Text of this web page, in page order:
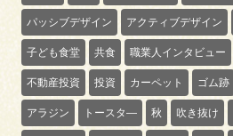
パッシブデザイン アクティブデザイン
子ども食堂 共食 職業人インタビュー
不動産投資 投資 カーペット ゴム跡
アラジン トースタ― 秋 吹き抜け